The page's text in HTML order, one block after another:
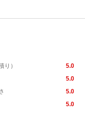
り）
5.0
5.0
5.0
5.0